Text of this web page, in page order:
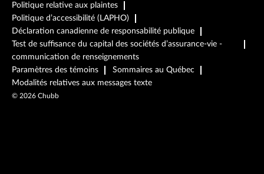
Politique relative aux plaintes
Politique d’accessibilité (LAPHO)
Déclaration canadienne de responsabilité publique
Test de suffisance du capital des sociétés d’assurance-vie -
communication de renseignements
Paramètres des témoins
Sommaires au Québec
Modalités relatives aux messages texte
© 2026 Chubb